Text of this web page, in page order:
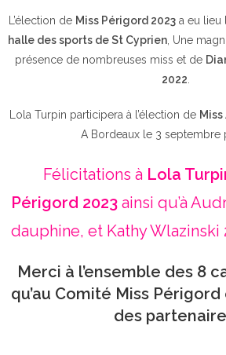
L’élection de Miss Périgord 2023a eu lieu
halle des sports de St Cyprien , Une
présence de nombreuses miss et de
2022
Lola Turpin participera à l’élection de
A Bordeaux le 3 septembre
Félicitations à Lola
Périgord 2023 ainsi qu’à
dauphine, et Kathy Wlazinski
Merci à l’ensemble des 8
qu’au Comité Miss Périgord
des